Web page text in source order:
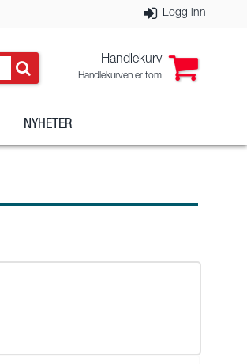
Logg inn
Handlekurv
Handlekurven er tom
NYHETER